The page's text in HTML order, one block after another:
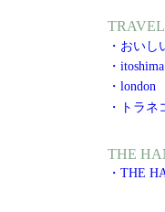
TRAVEL
・おいし
・itoshima
・london
・トラ
THE
・THE